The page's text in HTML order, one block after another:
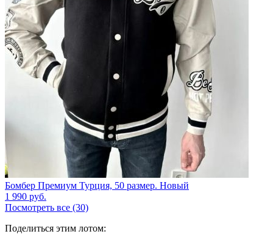
Бомбер Премиум Турция, 50 размер. Новый
1 990 руб.
Посмотреть все (30)
Поделиться этим лотом: